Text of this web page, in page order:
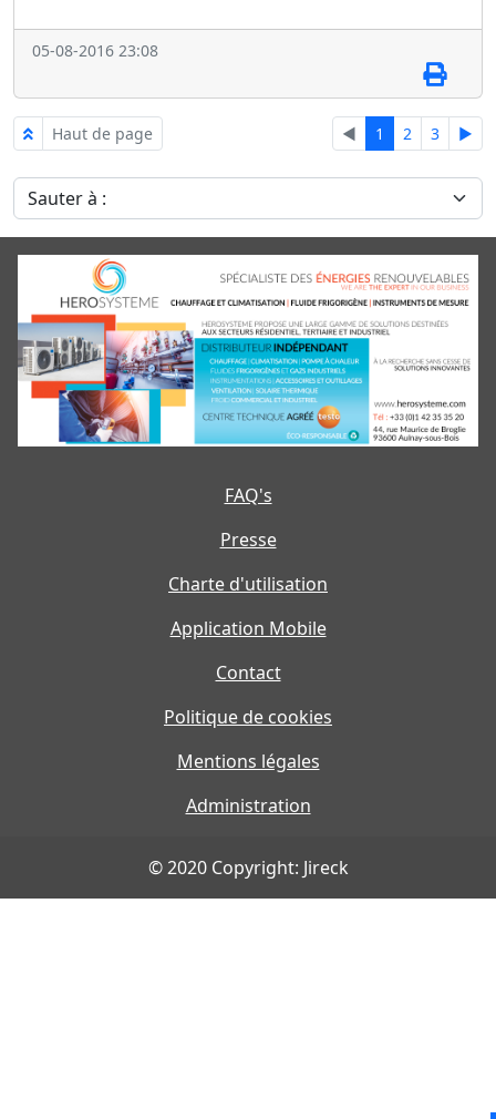
05-08-2016 23:08
Haut de page ◄ 1 2 3 ►
Sauter à :
FAQ's
Presse
Charte d'utilisation
Application Mobile
Contact
Politique de cookies
Mentions légales
Administration
© 2020 Copyright: Jireck